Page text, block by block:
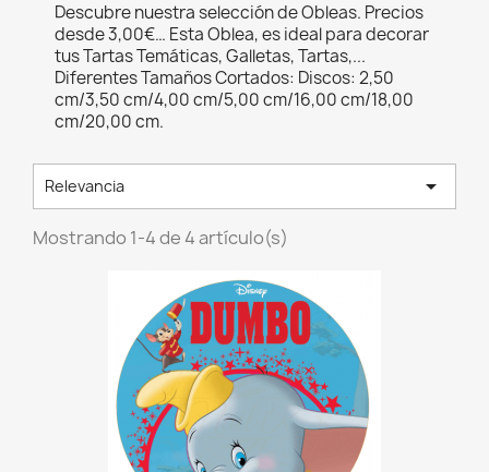
Descubre nuestra selección de Obleas. Precios
desde 3,00€… Esta Oblea, es ideal para decorar
tus Tartas Temáticas, Galletas, Tartas,...
Diferentes Tamaños Cortados: Discos: 2,50
cm/3,50 cm/4,00 cm/5,00 cm/16,00 cm/18,00
cm/20,00 cm.
Relevancia 
Mostrando 1-4 de 4 artículo(s)